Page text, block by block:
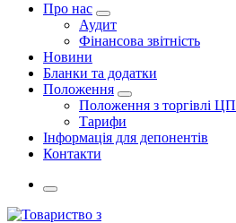
Про нас
Аудит
Фінансова звітність
Новини
Бланки та додатки
Положення
Положення з торгівлі ЦП
Тарифи
Інформація для депонентів
Контакти